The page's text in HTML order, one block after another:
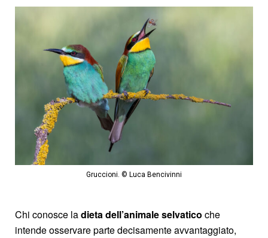
Gruccioni. © Luca Bencivinni
Chi conosce ladieta dell’animale selvatico che
intende osservare parte decisamente avvantaggiato,